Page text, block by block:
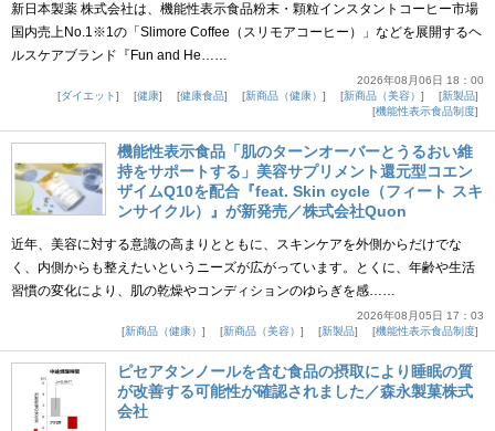
新日本製薬 株式会社は、機能性表示食品粉末・顆粒インスタントコーヒー市場
国内売上No.1※1の「Slimore Coffee（スリモアコーヒー）」などを展開するヘ
ルスケアブランド『Fun and He……
2026年08月06日 18：00
ダイエット
健康 健康食品 新商品（健康） 新商品（美容）
新製品
機能性表示食品制度
機能性表示食品「肌のターンオーバーとうるおい維
持をサポートする」美容サプリメント還元型コエン
ザイムQ10を配合『feat. Skin cycle（フィート スキ
ンサイクル）』が新発売／株式会社Quon
近年、美容に対する意識の高まりとともに、スキンケアを外側からだけでな
く、内側からも整えたいというニーズが広がっています。とくに、年齢や生活
習慣の変化により、肌の乾燥やコンディションのゆらぎを感……
2026年08月05日 17：03
新商品（健康）
新商品（美容） 新製品 機能性表示食品制度
ピセアタンノールを含む食品の摂取により睡眠の質
が改善する可能性が確認されました／森永製菓株式
会社